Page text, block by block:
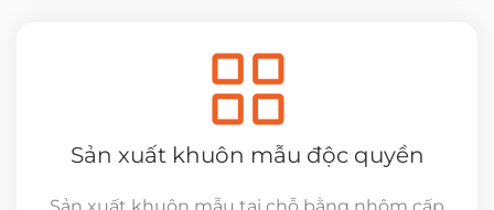
Sản xuất khuôn mẫu độc quyền